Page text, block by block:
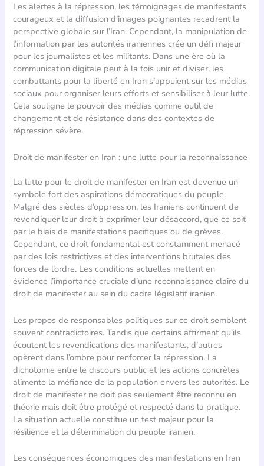
Les alertes à la répression, les témoignages de manifestants
courageux et la diffusion d’images poignantes recadrent la
perspective globale sur l’Iran. Cependant, la manipulation de
l’information par les autorités iraniennes crée un défi majeur
pour les journalistes et les militants. Dans une ère où la
communication digitale peut à la fois unir et diviser, les
combattants pour la liberté en Iran s’appuient sur les médias
sociaux pour organiser leurs efforts et sensibiliser à leur lutte.
Cela souligne le pouvoir des médias comme outil de
changement et de résistance dans des contextes de
répression sévère.
Droit de manifester en Iran : une lutte pour la reconnaissance
La lutte pour le droit de manifester en Iran est devenue un
symbole fort des aspirations démocratiques du peuple.
Malgré des siècles d’oppression, les Iraniens continuent de
revendiquer leur droit à exprimer leur désaccord, que ce soit
par le biais de manifestations pacifiques ou de grèves.
Cependant, ce droit fondamental est constamment menacé
par des lois restrictives et des interventions brutales des
forces de l’ordre. Les conditions actuelles mettent en
évidence l’importance cruciale d’une reconnaissance claire du
droit de manifester au sein du cadre législatif iranien.
Les propos de responsables politiques sur ce droit semblent
souvent contradictoires. Tandis que certains affirment qu’ils
écoutent les revendications des manifestants, d’autres
opèrent dans l’ombre pour renforcer la répression. La
dichotomie entre le discours public et les actions concrètes
alimente la méfiance de la population envers les autorités. Le
droit de manifester ne doit pas seulement être reconnu en
théorie mais doit être protégé et respecté dans la pratique.
La situation actuelle constitue un test majeur pour la
résilience et la détermination du peuple iranien.
Les conséquences économiques des manifestations en Iran